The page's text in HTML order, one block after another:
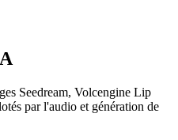
Seedream, Volcengine Lip
par l'audio et génération de